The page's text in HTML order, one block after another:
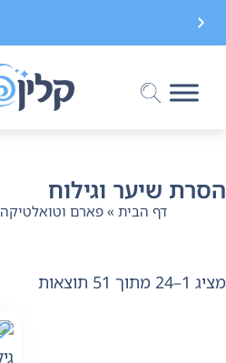
משלוח חינם בקנייה מעל 299 ₪, לא כולל בישום
הסרת שיער וגילוח
דף הבית » פארם וטואלטיקה
מציג 1–24 מתוך 51 תוצאות